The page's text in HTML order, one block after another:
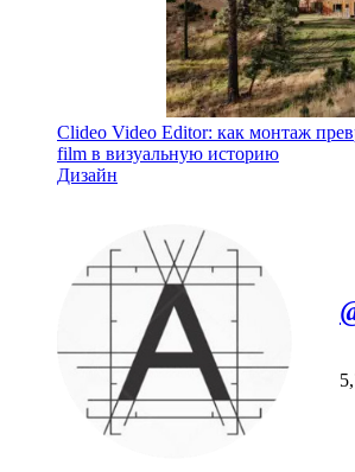
Clideo Video Editor: как монтаж
film в визуальную историю
Дизайн